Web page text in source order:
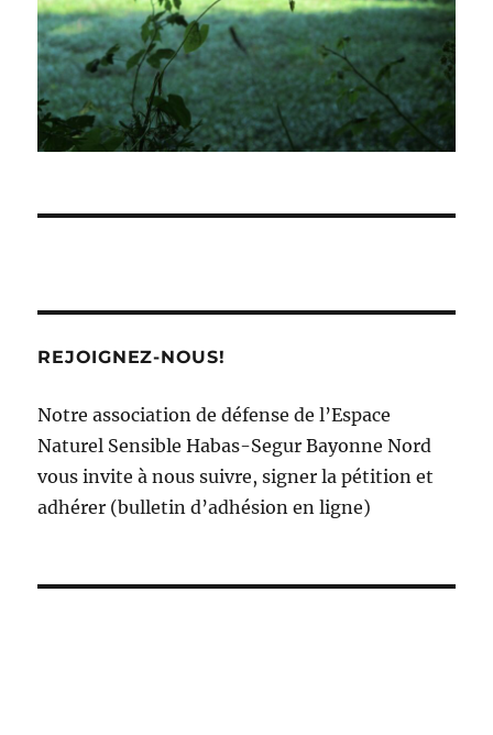
REJOIGNEZ-NOUS!
Notre association de défense de l’Espace
Naturel Sensible Habas-Segur Bayonne Nord
vous invite à nous suivre, signer la pétition et
adhérer (bulletin d’adhésion en ligne)